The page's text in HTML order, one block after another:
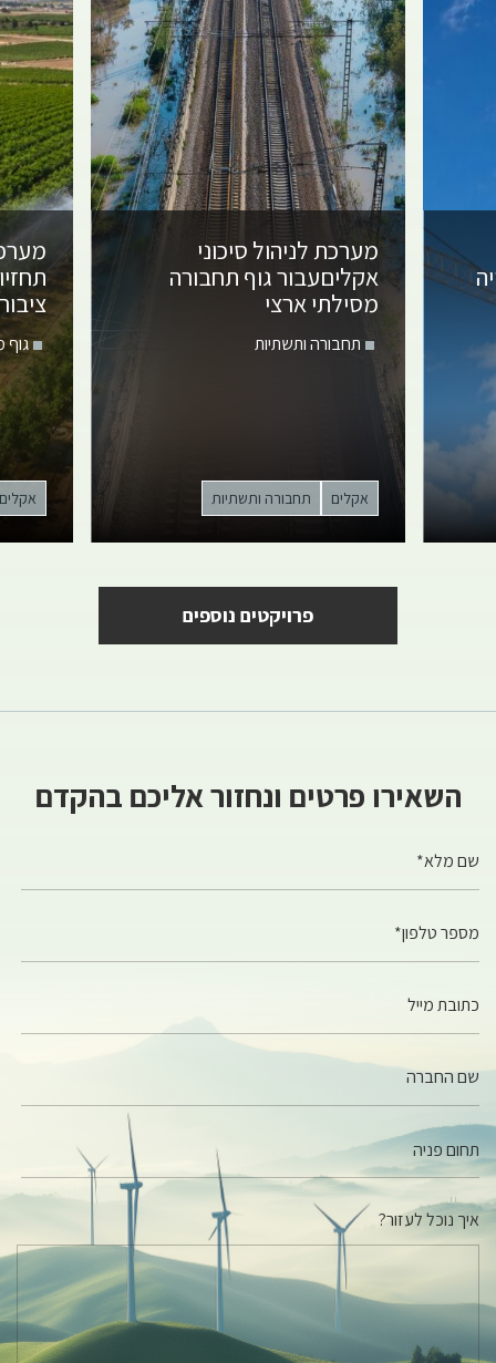
מערכת לניהול סיכוני
אקליםעבור גוף תחבורה
מסילתי ארצי
תחבורה ותשתיות
אקלים תחבורה ותשתיות אקלים
פרויקטים נוספים
השאירו פרטים ונחזור אליכם בהקדם
שם מלא*
מספר טלפון*
כתובת מייל
שם החברה
איך נוכל לעזור?